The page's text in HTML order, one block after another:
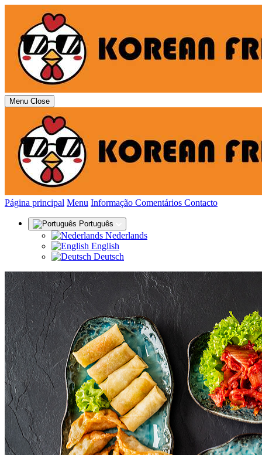
Menu Close
Página principal Menu Informação Comentários (actual)
Contacto
Português
Nederlands
English
Deutsch